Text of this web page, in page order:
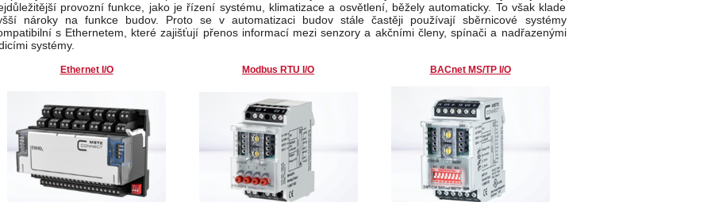
provozní funkce, jako je řízení systému, klimatizace a osvětlení, běžely automaticky. To však klade
nároky na funkce budov. Proto se v automatizaci budov stále častěji používají sběrnicové systémy
s Ethernetem, které zajišťují přenos informací mezi senzory a akčními členy, spínači a nadřazenými
systémy.
Ethernet I/O Modbus RTU I/O BACnet MS/TP I/O